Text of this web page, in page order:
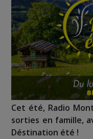
Cet été, Radio
sorties en famille,
Déstination été !